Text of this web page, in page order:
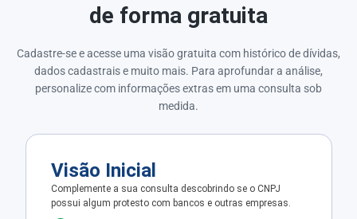
de forma gratuita
Cadastre-se e acesse uma visão gratuita com histórico de dívidas,
dados cadastrais e muito mais. Para aprofundar a análise,
personalize com informações extras em uma consulta sob
medida.
Visão Inicial
Complemente a sua consulta descobrindo se o CNPJ
possui algum protesto com bancos e outras empresas.